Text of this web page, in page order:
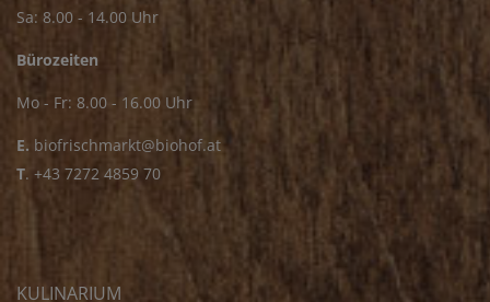
Sa: 8.00 - 14.00 Uhr
Bürozeiten
Mo - Fr: 8.00 - 16.00 Uhr
E. biofrischmarkt@biohof.at
T. +43 7272 4859 70
KULINARIUM